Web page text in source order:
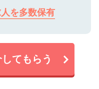
を多数保有
てもらう